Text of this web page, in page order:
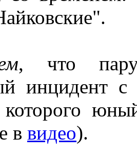
, что пару
инцидент
в видео).